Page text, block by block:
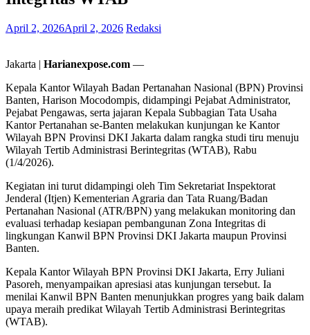
April 2, 2026April 2, 2026 Redaksi
Jakarta | Harianexpose.com —
Kepala Kantor Wilayah Badan Pertanahan Nasional (BPN) Provinsi
Banten, Harison Mocodompis, didampingi Pejabat Administrator,
Pejabat Pengawas, serta jajaran Kepala Subbagian Tata Usaha
Kantor Pertanahan se-Banten melakukan kunjungan ke Kantor
Wilayah BPN Provinsi DKI Jakarta dalam rangka studi tiru menuju
Wilayah Tertib Administrasi Berintegritas (WTAB), Rabu
(1/4/2026).
Kegiatan ini turut didampingi oleh Tim Sekretariat Inspektorat
Jenderal (Itjen) Kementerian Agraria dan Tata Ruang/Badan
Pertanahan Nasional (ATR/BPN) yang melakukan monitoring dan
evaluasi terhadap kesiapan pembangunan Zona Integritas di
lingkungan Kanwil BPN Provinsi DKI Jakarta maupun Provinsi
Banten.
Kepala Kantor Wilayah BPN Provinsi DKI Jakarta, Erry Juliani
Pasoreh, menyampaikan apresiasi atas kunjungan tersebut. Ia
menilai Kanwil BPN Banten menunjukkan progres yang baik dalam
upaya meraih predikat Wilayah Tertib Administrasi Berintegritas
(WTAB).